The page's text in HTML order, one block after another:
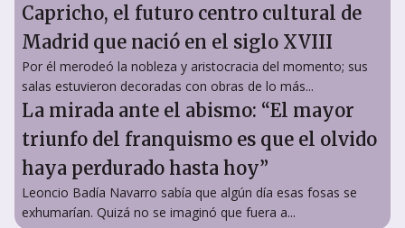
Capricho, el futuro centro cultural de
Madrid que nació en el siglo XVIII
Por él merodeó la nobleza y aristocracia del momento; sus
salas estuvieron decoradas con obras de lo más...
La mirada ante el abismo: “El mayor
triunfo del franquismo es que el olvido
haya perdurado hasta hoy”
Leoncio Badía Navarro sabía que algún día esas fosas se
exhumarían. Quizá no se imaginó que fuera a...